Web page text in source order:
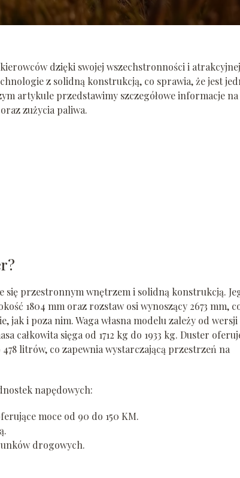
dzięki swojej wszechstronności i atrakcyjnej
z solidną konstrukcją, co sprawia, że jest
artykule przedstawimy szczegółowe informacje na
zużycia paliwa.
przestronnym wnętrzem i solidną konstrukcją.
1804 mm oraz rozstaw osi wynoszący 2673 mm,
jak i poza nim. Waga własna modelu zależy od wersji
całkowita sięga od 1712 kg do 1933 kg. Duster
litrów, co zapewnia wystarczającą przestrzeń na
napędowych:
moce od 90 do 150 KM.
drogowych.